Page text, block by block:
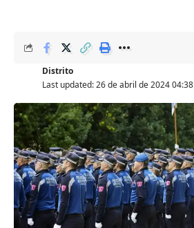
Last updated: 26 de abril de 2024 04:38
Distrito